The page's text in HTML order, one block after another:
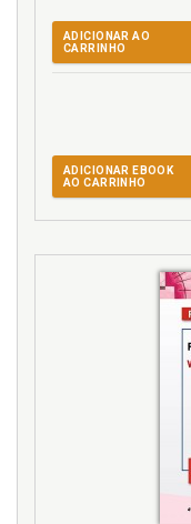
ADICIONAR AO
CARRINHO
ADICIONAR EBOOK
AO CARRINHO